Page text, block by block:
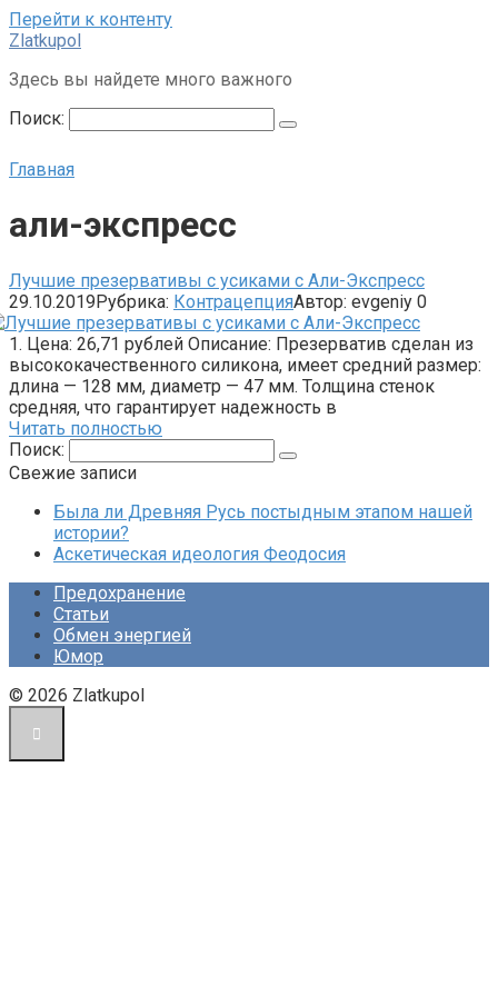
Перейти к контенту
Zlatkupol
Здесь вы найдете много важного
Поиск:
Главная
али-экспресс
Лучшие презервативы с усиками с Али-Экспресс
29.10.2019Рубрика: КонтрацепцияАвтор: evgeniy 0
1. Цена: 26,71 рублей Описание: Презерватив сделан из
высококачественного силикона, имеет средний размер:
длина — 128 мм, диаметр — 47 мм. Толщина стенок
средняя, что гарантирует надежность в
Читать полностью
Поиск:
Свежие записи
Была ли Древняя Русь постыдным этапом нашей
истории?
Аскетическая идеология Феодосия
Предохранение
Статьи
Обмен энергией
Юмор
© 2026 Zlatkupol